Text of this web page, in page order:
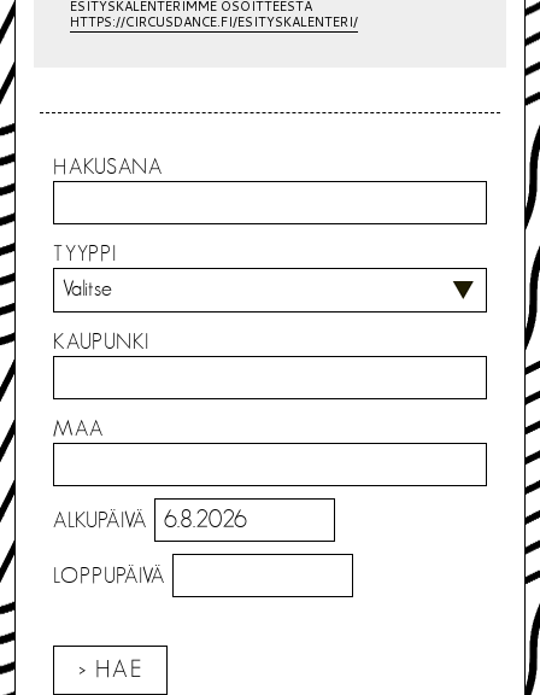
ESITYSKALENTERIMME OSOITTEESTA
HTTPS://CIRCUSDANCE.FI/ESITYSKALENTERI/
HAKUSANA
TYYPPI
KAUPUNKI
MAA
ALKUPÄIVÄ
LOPPUPÄIVÄ